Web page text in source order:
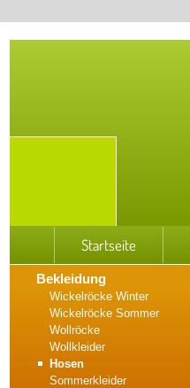
Startseite
Bekleidung
Wickelröcke Winter
Wickelröcke Sommer
Wollröcke
Wollkleider
Hosen
Sommerkleider